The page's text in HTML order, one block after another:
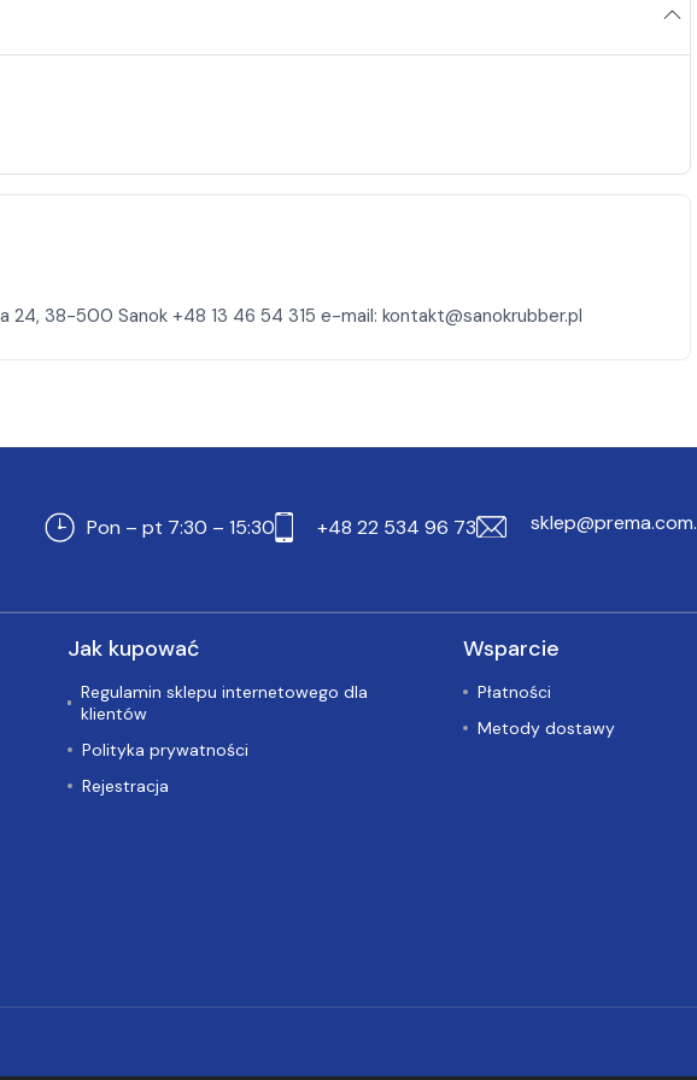
Pon – pt 7:30 – 15:30 +48 22 534 96 73
Jak kupować
Regulamin sklepu internetowego dla
klientów
Polityka prywatności
Rejestracja
Wsparcie
Płatności
Metody dostawy